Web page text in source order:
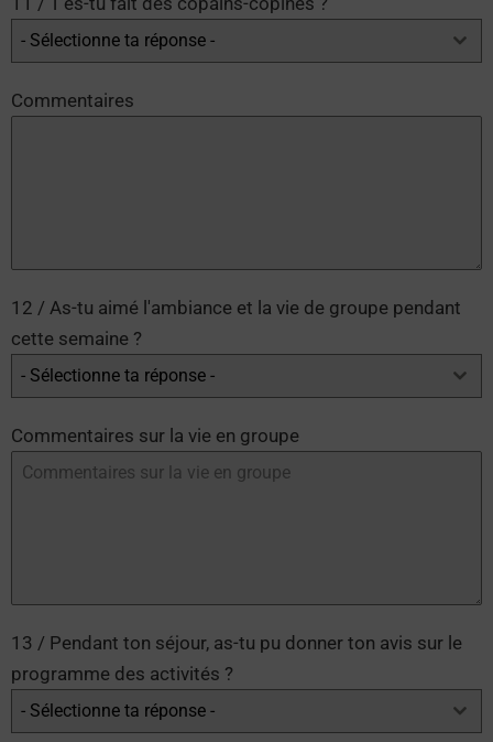
- Sélectionne ta réponse -
Commentaires
12 / As-tu aimé l'ambiance et la vie de groupe pendant
cette semaine ?
- Sélectionne ta réponse -
Commentaires sur la vie en groupe
13 / Pendant ton séjour, as-tu pu donner ton avis sur le
programme des activités ?
- Sélectionne ta réponse -